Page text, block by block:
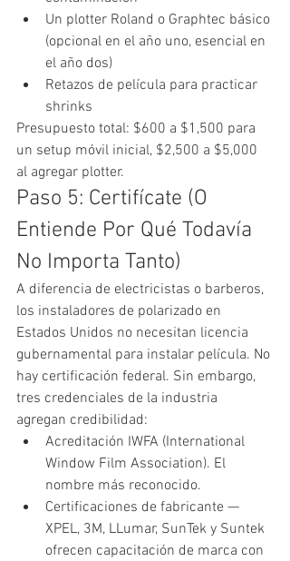
Un plotter Roland o Graphtec básico
(opcional en el año uno, esencial en
el año dos)
Retazos de película para practicar
shrinks
Presupuesto total: $600 a $1,500 para
un setup móvil inicial, $2,500 a $5,000
al agregar plotter.
Paso 5: Certifícate (O
Entiende Por Qué Todavía
No Importa Tanto)
A diferencia de electricistas o barberos,
los instaladores de polarizado en
Estados Unidos no necesitan licencia
gubernamental para instalar película. No
hay certificación federal. Sin embargo,
tres credenciales de la industria
agregan credibilidad:
Acreditación IWFA (International
Window Film Association). El
nombre más reconocido.
Certificaciones de fabricante —
XPEL, 3M, LLumar, SunTek y Suntek
ofrecen capacitación de marca con